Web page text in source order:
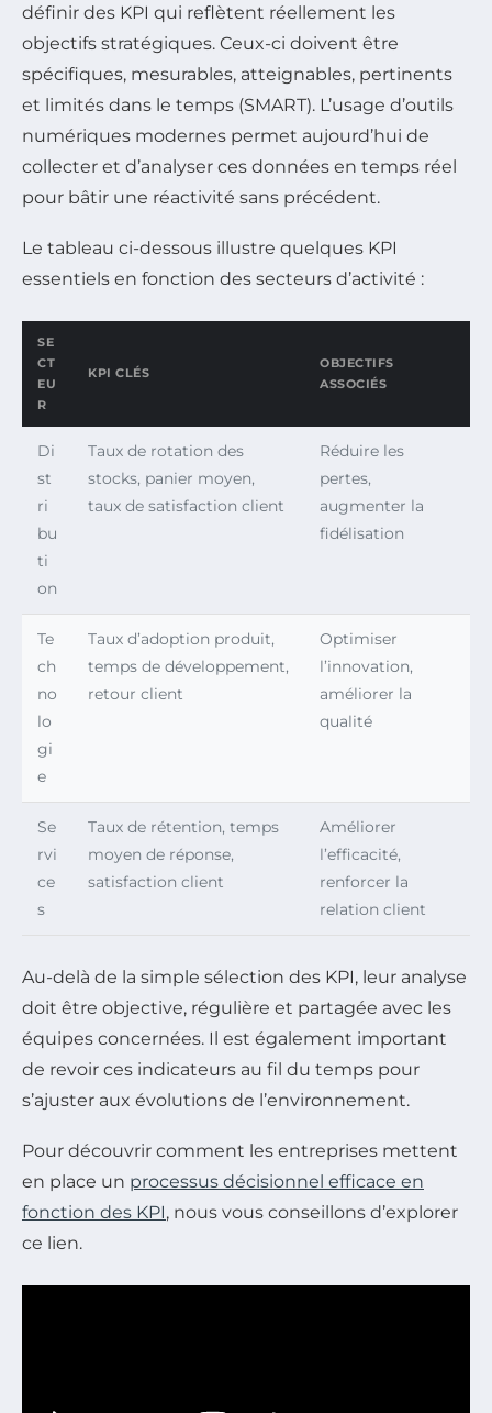
définir des KPI qui reflètent réellement les
objectifs stratégiques. Ceux-ci doivent être
spécifiques, mesurables, atteignables, pertinents
et limités dans le temps (SMART). L’usage d’outils
numériques modernes permet aujourd’hui de
collecter et d’analyser ces données en temps réel
pour bâtir une réactivité sans précédent.
Le tableau ci-dessous illustre quelques KPI
essentiels en fonction des secteurs d’activité :
SE
CT
EU
R
KPI CLÉS
OBJECTIFS
ASSOCIÉS
Di
st
ri
bu
ti
on
Taux de rotation des
stocks, panier moyen,
taux de satisfaction client
Réduire les
pertes,
augmenter la
fidélisation
Te
ch
no
lo
gi
e
Taux d’adoption produit,
temps de développement,
retour client
Optimiser
l’innovation,
améliorer la
qualité
Se
rvi
ce
s
Taux de rétention, temps
moyen de réponse,
satisfaction client
Améliorer
l’efficacité,
renforcer la
relation client
Au-delà de la simple sélection des KPI, leur analyse
doit être objective, régulière et partagée avec les
équipes concernées. Il est également important
de revoir ces indicateurs au fil du temps pour
s’ajuster aux évolutions de l’environnement.
Pour découvrir comment les entreprises mettent
en place un processus décisionnel efficace en
fonction des KPI, nous vous conseillons d’explorer
ce lien.